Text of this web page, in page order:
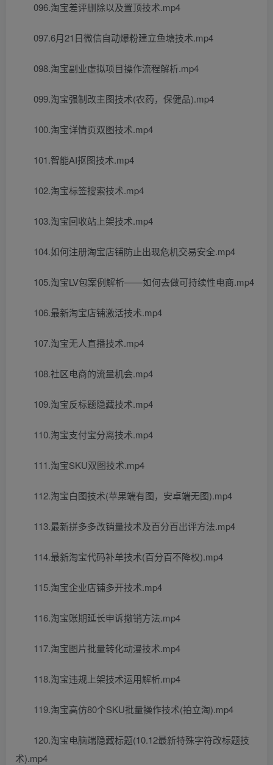
096.淘宝差评删除以及置顶技术.mp4
097.6月21日微信自动爆粉建立鱼塘技术.mp4
098.淘宝副业虚拟项目操作流程解析.mp4
099.淘宝强制改主图技术(农药，保健品).mp4
100.淘宝详情页双图技术.mp4
101.智能AI抠图技术.mp4
102.淘宝标签搜索技术.mp4
103.淘宝回收站上架技术.mp4
104.如何注册淘宝店铺防止出现危机交易安全.mp4
105.淘宝LV包案例解析——如何去做可持续性电商.mp4
106.最新淘宝店铺激活技术.mp4
107.淘宝无人直播技术.mp4
108.社区电商的流量机会.mp4
109.淘宝反标题隐藏技术.mp4
110.淘宝支付宝分离技术.mp4
111.淘宝SKU双图技术.mp4
112.淘宝白图技术(苹果端有图，安卓端无图).mp4
113.最新拼多多改销量技术及百分百出评方法.mp4
114.最新淘宝代码补单技术(百分百不降权).mp4
115.淘宝企业店铺多开技术.mp4
116.淘宝账期延长申诉撤销方法.mp4
117.淘宝图片批量转化动漫技术.mp4
118.淘宝违规上架技术运用解析.mp4
119.淘宝高仿80个SKU批量操作技术(拍立淘).mp4
120.淘宝电脑端隐藏标题(10.12最新特殊字符改标题技
术).mp4